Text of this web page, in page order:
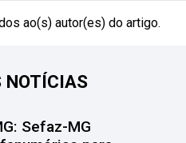
ao(s) autor(es) do artigo.
NOTÍCIAS
Sefaz-MG